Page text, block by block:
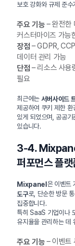
보호 강화와 규제 준
주요 기능 – 완전한
커스터마이즈 가능
장점 – GDPR,
데이터 관리 가능
단점 – 리소스 사용
필요
최근에는 서버사이
제공하여 쿠키 제한
있게 되었으며, 공공
있습니다.
3-4.
퍼포먼스 플랫
Mixpanel 은 이벤트
도구로, 단순한 방문 통
집중합니다.
특히 SaaS 기업이나
유지율을 관리하는 데
주요 기능 – 이벤트